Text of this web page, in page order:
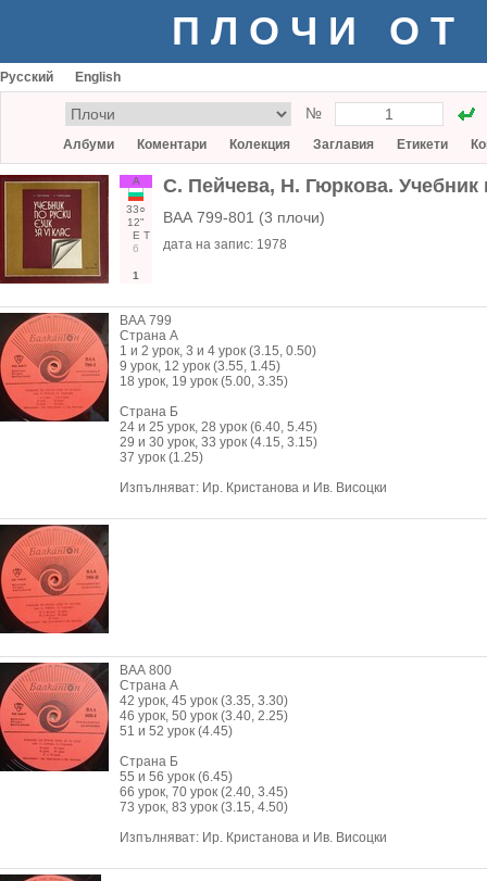
ПЛОЧИ ОТ
Русский English
№
Албуми Коментари Колекция Заглавия Етикети
А
33○
12"
Е Т
6
1
С. Пейчева, Н. Гюркова. Учебник
ВАА 799-801 (3 плочи)
дата на запис: 1978
ВАА 799
Страна А
1 и 2 урок, 3 и 4 урок (3.15, 0.50)
9 урок, 12 урок (3.55, 1.45)
18 урок, 19 урок (5.00, 3.35)
Страна Б
24 и 25 урок, 28 урок (6.40, 5.45)
29 и 30 урок, 33 урок (4.15, 3.15)
37 урок (1.25)
Изпълняват: Ир. Кристанова и Ив. Висоцки
ВАА 800
Страна А
42 урок, 45 урок (3.35, 3.30)
46 урок, 50 урок (3.40, 2.25)
51 и 52 урок (4.45)
Страна Б
55 и 56 урок (6.45)
66 урок, 70 урок (2.40, 3.45)
73 урок, 83 урок (3.15, 4.50)
Изпълняват: Ир. Кристанова и Ив. Висоцки